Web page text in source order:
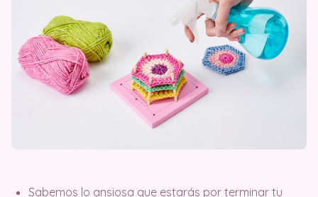
Sabemos lo ansiosa que estarás por terminar tu